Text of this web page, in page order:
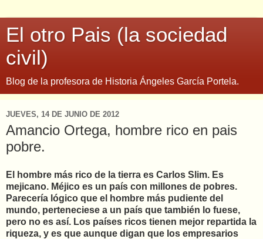
El otro Pais (la sociedad
civil)
Blog de la profesora de Historia Ángeles García Portela.
JUEVES, 14 DE JUNIO DE 2012
Amancio Ortega, hombre rico en pais
pobre.
El hombre más rico de la tierra es Carlos Slim. Es
mejicano. Méjico es un país con millones de pobres.
Parecería lógico que el hombre más pudiente del
mundo, perteneciese a un país que también lo fuese,
pero no es así. Los países ricos tienen mejor repartida la
riqueza, y es que aunque digan que los empresarios